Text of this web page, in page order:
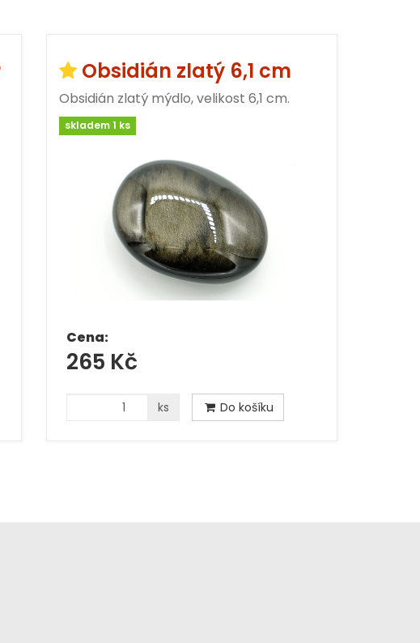
Obsidián zlatý 6,1 cm
Obsidián zlatý mýdlo, velikost 6,1 cm.
skladem 1 ks
Cena:
265 Kč
ks Do košíku